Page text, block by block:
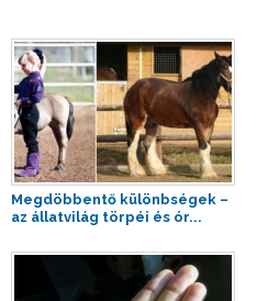
Megdöbbentő különbségek –
az állatvilág törpéi és ór...